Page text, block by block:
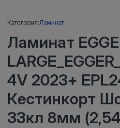
Категория:Ламинат
Ламинат
4V 2023+
Кестинкорт
33кл 8мм